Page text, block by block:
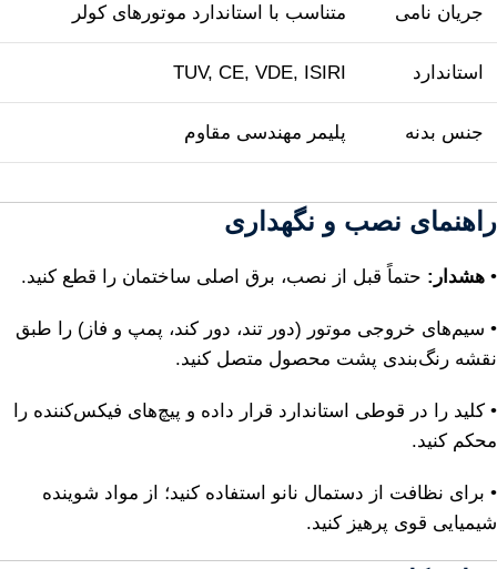
جریان نامی متناسب با استاندارد موتورهای کولر
استاندارد TUV, CE, VDE, ISIRI
جنس بدنه پلیمر مهندسی مقاوم
راهنمای نصب و نگهداری
• هشدار: حتماً قبل از نصب، برق اصلی ساختمان را قطع کنید.
• سیم‌های خروجی موتور (دور تند، دور کند، پمپ و فاز) را طبق
نقشه رنگ‌بندی پشت محصول متصل کنید.
• کلید را در قوطی استاندارد قرار داده و پیچ‌های فیکس‌کننده را
محکم کنید.
• برای نظافت از دستمال نانو استفاده کنید؛ از مواد شوینده
شیمیایی قوی پرهیز کنید.